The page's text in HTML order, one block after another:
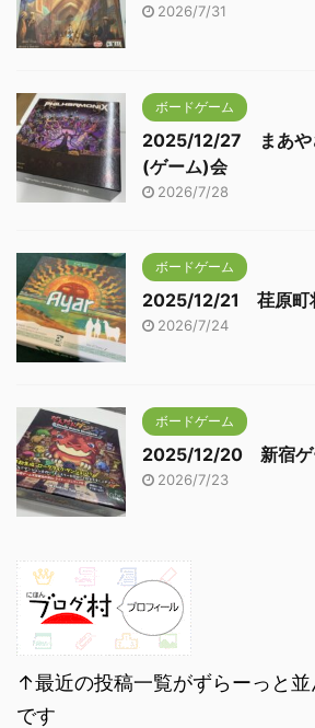
2026/7/31
ボードゲーム
2025/12/27 まあや
(ゲーム)会
2026/7/28
ボードゲーム
2025/12/21 荏原町
2026/7/24
ボードゲーム
2025/12/20 新宿ゲ
2026/7/23
↑最近の投稿一覧がずらーっと
です